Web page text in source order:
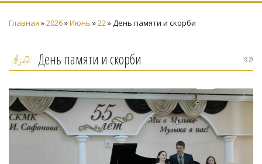
Главная »2026»Июнь »22» День памяти и скорби
13:29
День памяти и скорби